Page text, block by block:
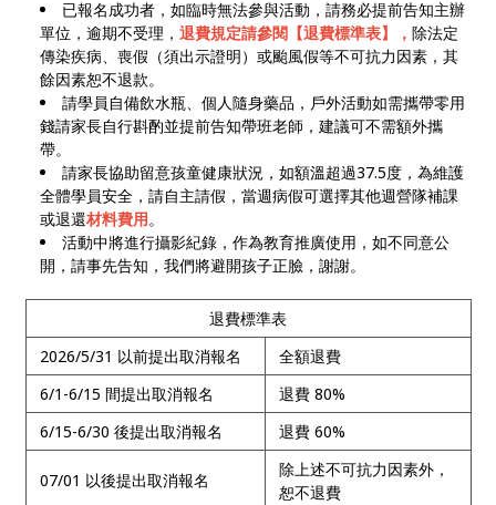
已報名成功者，如臨時無法參與活動，請務必提前告知主辦
單位，逾期不受理，退費規定請參閱【退費標準表】，除法定
傳染疾病、喪假（須出示證明）或颱風假等不可抗力因素，其
餘因素恕不退款。
請學員自備飲水瓶、個人隨身藥品，戶外活動如需攜帶零用
錢請家長自行斟酌並提前告知帶班老師，建議可不需額外攜
帶。
請家長協助留意孩童健康狀況，如額溫超過37.5度，為維護
全體學員安全，請自主請假，當週病假可選擇其他週營隊補課
或退還材料費用。
活動中將進行攝影紀錄，作為教育推廣使用，如不同意公
開，請事先告知，我們將避開孩子正臉，謝謝。
退費標準表
2026/5/31 以前提出取消報名
全額退費
6/1-6/15 間提出取消報名
退費 80%
6/15-6/30 後提出取消報名
退費 60%
07/01 以後提出取消報名
除上述不可抗力因素外，
恕不退費